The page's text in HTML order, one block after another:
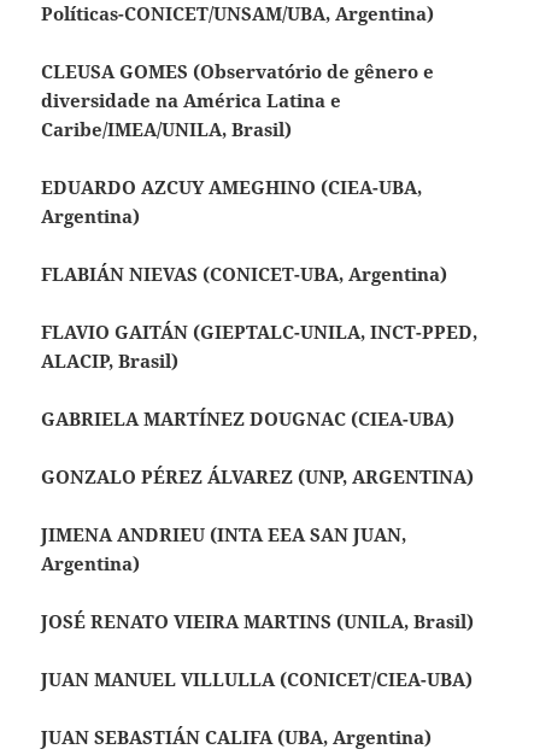
Políticas-CONICET/UNSAM/UBA, Argentina)
CLEUSA GOMES (Observatório de gênero e
diversidade na América Latina e
Caribe/IMEA/UNILA, Brasil)
EDUARDO AZCUY AMEGHINO (CIEA-UBA,
Argentina)
FLABIÁN NIEVAS (CONICET-UBA, Argentina)
FLAVIO GAITÁN (GIEPTALC-UNILA, INCT-PPED,
ALACIP, Brasil)
GABRIELA MARTÍNEZ DOUGNAC (CIEA-UBA)
GONZALO PÉREZ ÁLVAREZ (UNP, ARGENTINA)
JIMENA ANDRIEU (INTA EEA SAN JUAN,
Argentina)
JOSÉ RENATO VIEIRA MARTINS (UNILA, Brasil)
JUAN MANUEL VILLULLA (CONICET/CIEA-UBA)
JUAN SEBASTIÁN CALIFA (UBA, Argentina)